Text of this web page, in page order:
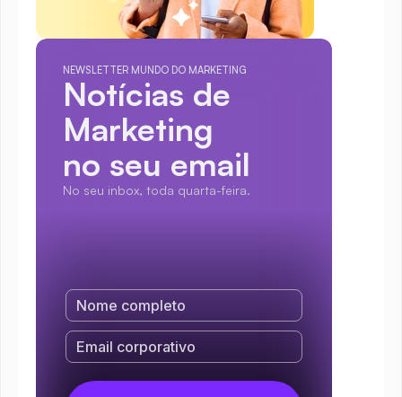
NEWSLETTER MUNDO DO MARKETING
Notícias de
Marketing
no seu email
No seu inbox, toda quarta-feira.